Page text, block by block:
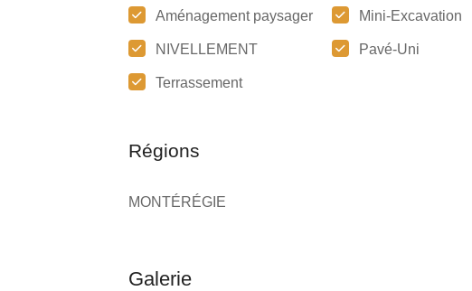
Aménagement paysager Mini-Excavation
NIVELLEMENT Pavé-Uni
Terrassement
Régions
MONTÉRÉGIE